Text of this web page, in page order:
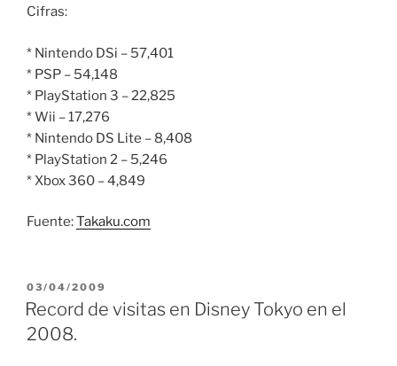
Cifras:
* Nintendo DSi – 57,401
* PSP – 54,148
* PlayStation 3 – 22,825
* Wii – 17,276
* Nintendo DS Lite – 8,408
* PlayStation 2 – 5,246
* Xbox 360 – 4,849
Fuente:Takaku.com
PUBLICADO
EL
03/04/2009
Record de visitas en Disney Tokyo en el
2008.